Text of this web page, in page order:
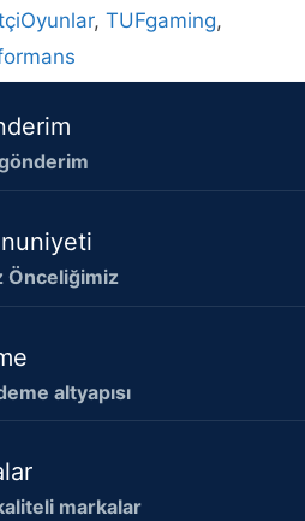
, TUFgaming,
Önceliğimiz
altyapısı
markalar